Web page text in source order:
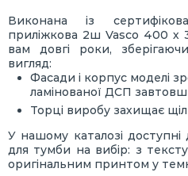
Виконана із
приліжкова 2ш Vasco 400
вам довгі роки,
вигляд:
Фасади і корпус моделі
ламінованої ДСП
Торці виробу захищає
У нашому каталозі доступні
для тумби на вибір: з
оригінальним принтом у